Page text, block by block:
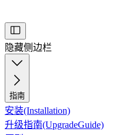
隐藏侧边栏
指南
安装(Installation)
升级指南(UpgradeGuide)